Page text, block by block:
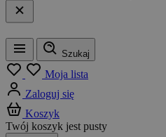
Menu
Szukaj
Moja lista
Zaloguj się
Koszyk
Twój koszyk jest pusty